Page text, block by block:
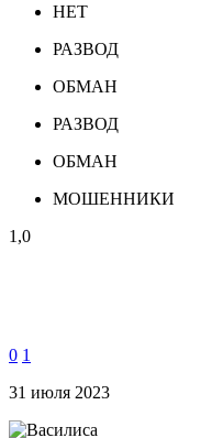
НЕТ
РАЗВОД
ОБМАН
РАЗВОД
ОБМАН
МОШЕННИКИ
1,0
0 1
31 июля 2023